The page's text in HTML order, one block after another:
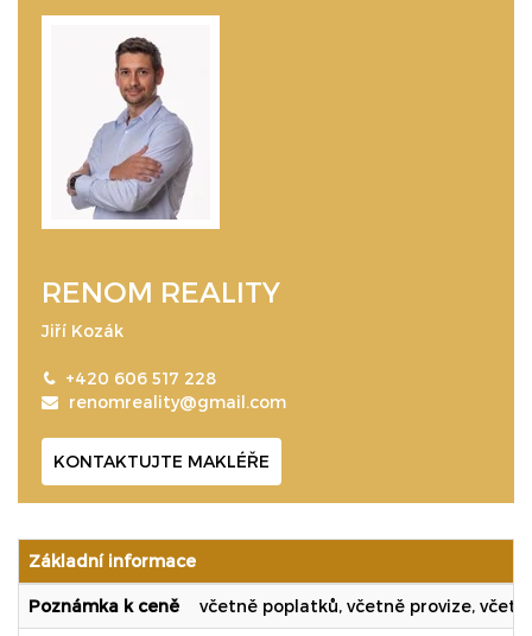
RENOM REALITY
Jiří Kozák
+420 606 517 228
renomreality@gmail.com
KONTAKTUJTE MAKLÉŘE
Základní informace
Poznámka k ceně včetně poplatků, včetně provize,